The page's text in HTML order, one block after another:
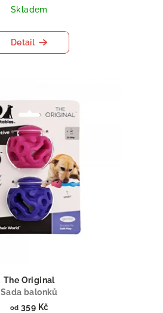
Skladem
Detail
The Original
Sada balonků
od 359 Kč